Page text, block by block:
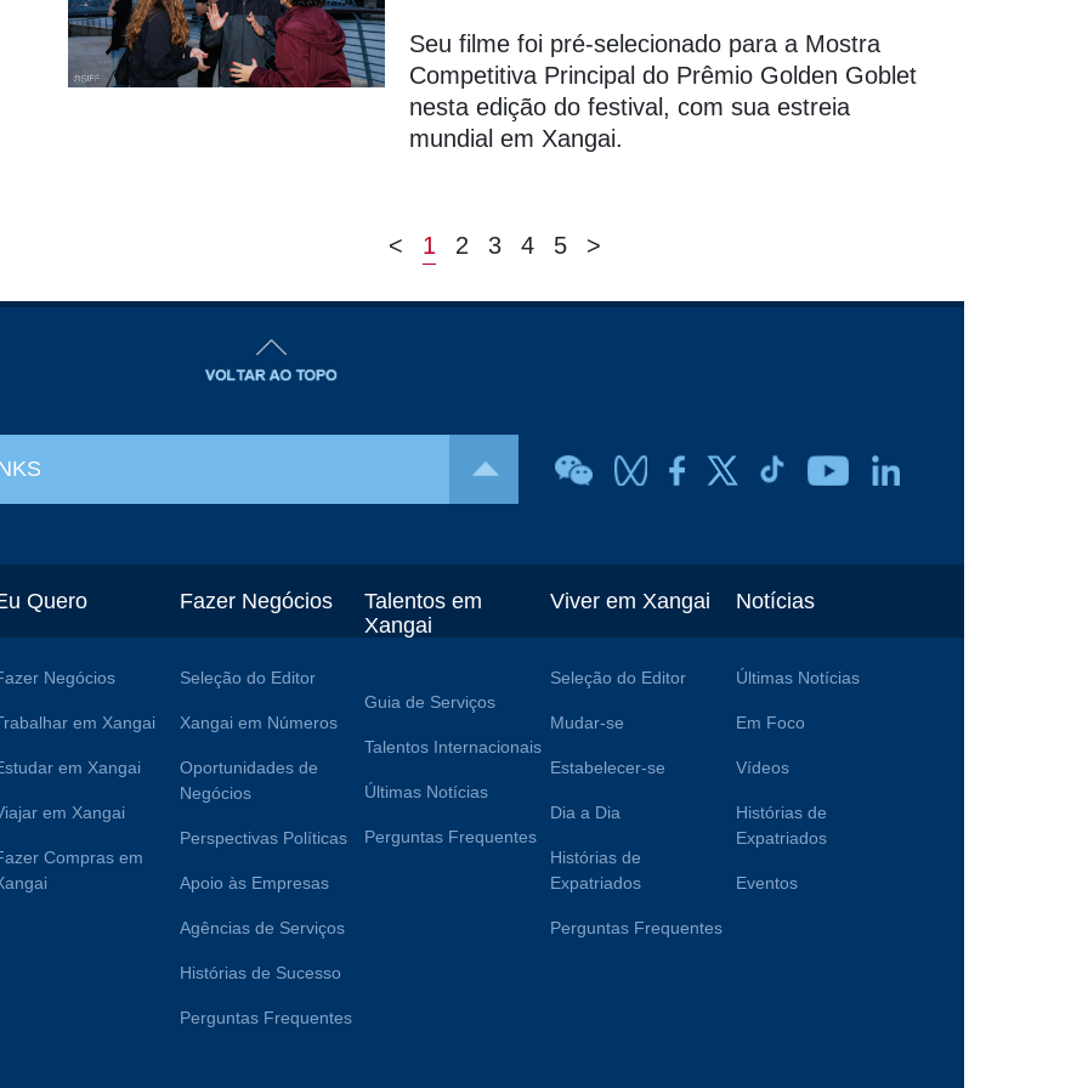
Seu filme foi pré-selecionado para a Mostra
Competitiva Principal do Prêmio Golden Goblet
nesta edição do festival, com sua estreia
mundial em Xangai.
< 1 2 3 4 5 >
Quero
Negócios
em Xangai
em Xangai
em Xangai
Compras em
Fazer Negócios
Seleção do Editor
Xangai em Números
Oportunidades de
Negócios
Perspectivas Políticas
Apoio às Empresas
Agências de Serviços
Histórias de Sucesso
Perguntas Frequentes
Talentos em
Xangai
Guia de Serviços
Talentos Internacionais
Últimas Notícias
Perguntas Frequentes
Viver em Xangai
Seleção do Editor
Mudar-se
Estabelecer-se
Dia a Dia
Histórias de
Expatriados
Perguntas Frequentes
Notícias
Últimas Notícias
Em Foco
Vídeos
Histórias de
Expatriados
Eventos